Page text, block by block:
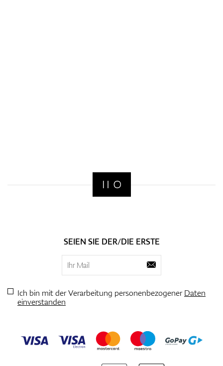
SEIEN SIE DER/DIE ERSTE
Ich bin mit der Verarbeitung personenbezogenerDaten
einverstanden